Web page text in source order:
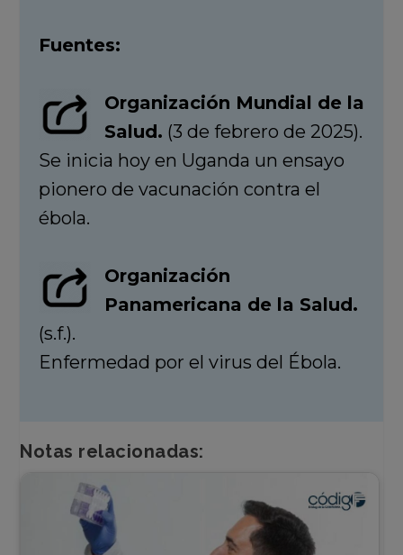
Fuentes:
Organización Mundial de la
Salud. (3 de febrero de 2025).
Se inicia hoy en Uganda un ensayo
pionero de vacunación contra el
ébola.
Organización
Panamericana de la Salud.
(s.f.).
Enfermedad por el virus del Ébola.
Notas relacionadas: